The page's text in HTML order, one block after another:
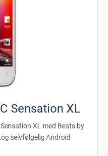
Sensation XL
XL med Beats by
selvfølgelig Android